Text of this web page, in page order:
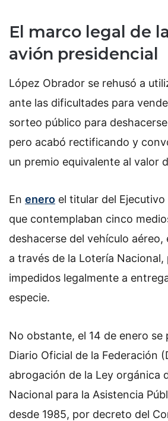
El marco legal de
avión presidencial
López Obrador se rehusó a
ante las dificultades para
sorteo público para
pero acabó rectificando y
un premio equivalente al valor
En enero el titular del
que contemplaban cinco
deshacerse del vehículo aéreo,
a través de la Lotería Nacional,
impedidos legalmente a
especie.
No obstante, el 14 de enero se
Diario Oficial de la Federación
abrogación de la Ley orgánica
Nacional para la Asistencia
desde 1985, por decreto del